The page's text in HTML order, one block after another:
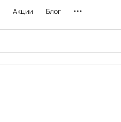
Акции Блог